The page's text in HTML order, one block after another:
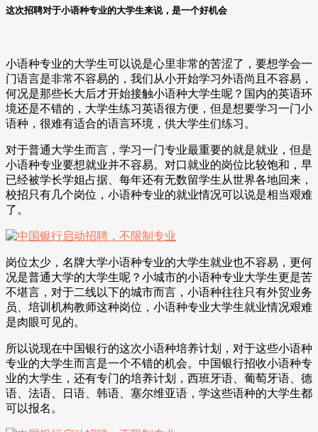
这次招聘对于小语种专业的大学生来说，是一个好机会
小语种专业的大学生可以说是心里非常的苦涩了，要想学会一
门语言是非常不容易的，我们从小开始学习外语尚且不容易，
何况是那些长大后才开始接触小语种大学生呢？国内的英语环
境还是不错的，大学生练习英语很方便，但是想要学习一门小
语种，很难有适合的语言环境，供大学生们练习。
对于普通大学生而言，学习一门专业最重要的就是就业，但是
小语种专业要想就业并不容易。对口就业的岗位比较饱和，早
已经被学长学姐占据、每年还有无数留学生从世界各地回来，
校招只有几个岗位，小语种专业的就业情况可以说是相当艰难
了。
岗位太少，名牌大学小语种专业的大学生就业也不容易，更何
况是普通大学的大学生呢？小城市的小语种专业大学生更是苦
不堪言，对于二线以下的城市而言，小语种往往只有外贸业务
员、培训机构教师这种岗位，小语种专业大学生就业情况艰难
是肉眼可见的。
所以说现在中国银行的这次小语种培养计划，对于这些小语种
专业的大学生而言是一个不错的机会。中国银行招收小语种专
业的大学生，还有专门的培养计划，西班牙语、葡萄牙语、德
语、法语、日语、韩语、塞尔维亚语，学这些语种的大学生都
可以报名。